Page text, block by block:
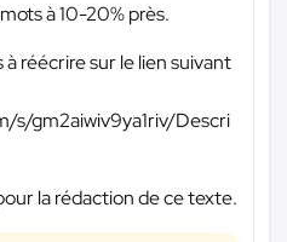
à 10-20% près.
réécrire sur le lien suivant
s/gm2aiwiv9ya1riv/Descri
la rédaction de ce texte.